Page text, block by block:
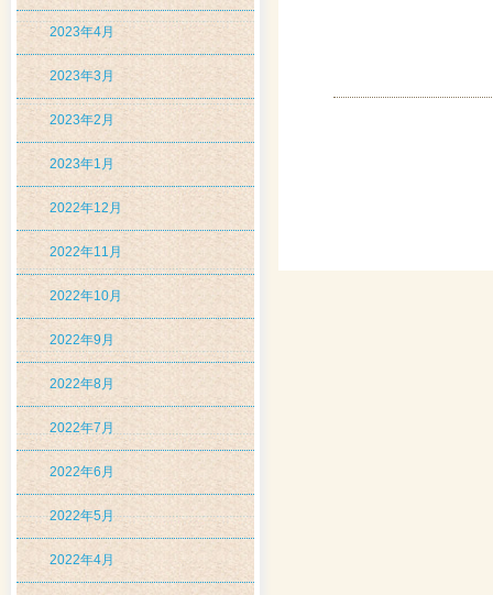
2023年4月
2023年3月
2023年2月
2023年1月
2022年12月
2022年11月
2022年10月
2022年9月
2022年8月
2022年7月
2022年6月
2022年5月
2022年4月